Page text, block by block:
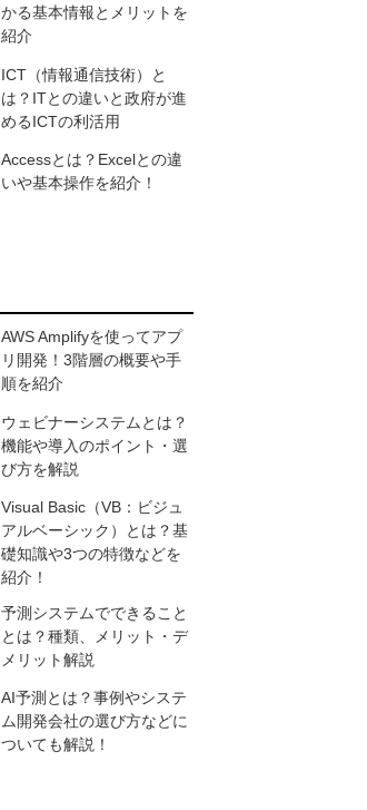
かる基本情報とメリットを
紹介
ICT（情報通信技術）と
は？ITとの違いと政府が進
めるICTの利活用
Accessとは？Excelとの違
いや基本操作を紹介！
AWS Amplifyを使ってアプ
リ開発！3階層の概要や手
順を紹介
ウェビナーシステムとは？
機能や導入のポイント・選
び方を解説
Visual Basic（VB：ビジュ
アルベーシック）とは？基
礎知識や3つの特徴などを
紹介！
予測システムでできること
とは？種類、メリット・デ
メリット解説
AI予測とは？事例やシステ
ム開発会社の選び方などに
ついても解説！